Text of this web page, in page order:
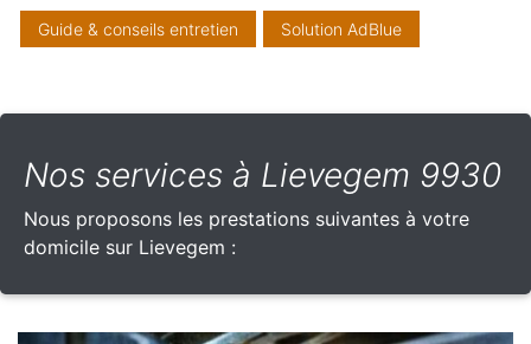
Guide & conseils entretien Solution AdBlue
Nos services à Lievegem 9930
Nous proposons les prestations suivantes à votre
domicile sur Lievegem :